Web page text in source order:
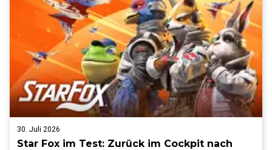
30. Juli 2026
Star Fox im Test: Zurück im Cockpit nach